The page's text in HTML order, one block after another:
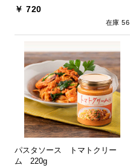
￥ 720
在庫 56
パスタソース トマトクリー
ム 220g